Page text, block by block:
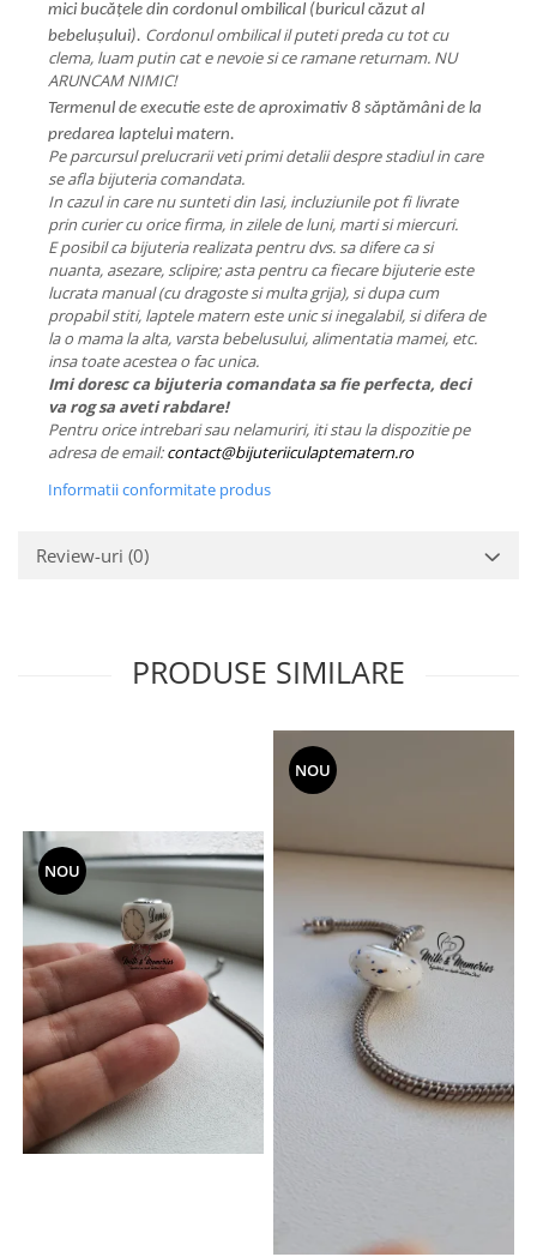
mici bucățele din cordonul ombilical (buricul căzut al
bebelușului). Cordonul ombilical il puteti preda cu tot cu
clema, luam putin cat e nevoie si ce ramane returnam. NU
ARUNCAM NIMIC!
Termenul de executie este de aproximativ 8 săptămâni de la
predarea laptelui matern.
Pe parcursul prelucrarii veti primi detalii despre stadiul in care
se afla bijuteria comandata.
In cazul in care nu sunteti din Iasi, incluziunile pot fi livrate
prin curier cu orice firma, in zilele de luni, marti si miercuri.
E posibil ca bijuteria realizata pentru dvs. sa difere ca si
nuanta, asezare, sclipire; asta pentru ca fiecare bijuterie este
lucrata manual (cu dragoste si multa grija), si dupa cum
propabil stiti, laptele matern este unic si inegalabil, si difera de
la o mama la alta, varsta bebelusului, alimentatia mamei, etc.
insa toate acestea o fac unica.
Imi doresc ca bijuteria comandata sa fie perfecta, deci
va rog sa aveti rabdare!
Pentru orice intrebari sau nelamuriri, iti stau la dispozitie pe
adresa de email:contact@bijuteriiculaptematern.ro
Informatii conformitate produs
Review-uri (0)
PRODUSE SIMILARE
NOU
NOU